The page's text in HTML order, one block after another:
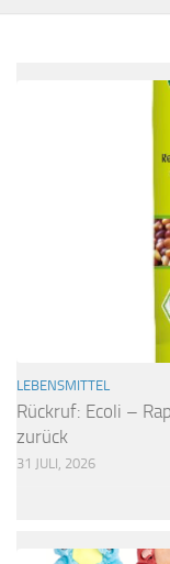
LEBENSMITTEL
Rückruf: Ecoli –
zurück
31 JULI, 2026